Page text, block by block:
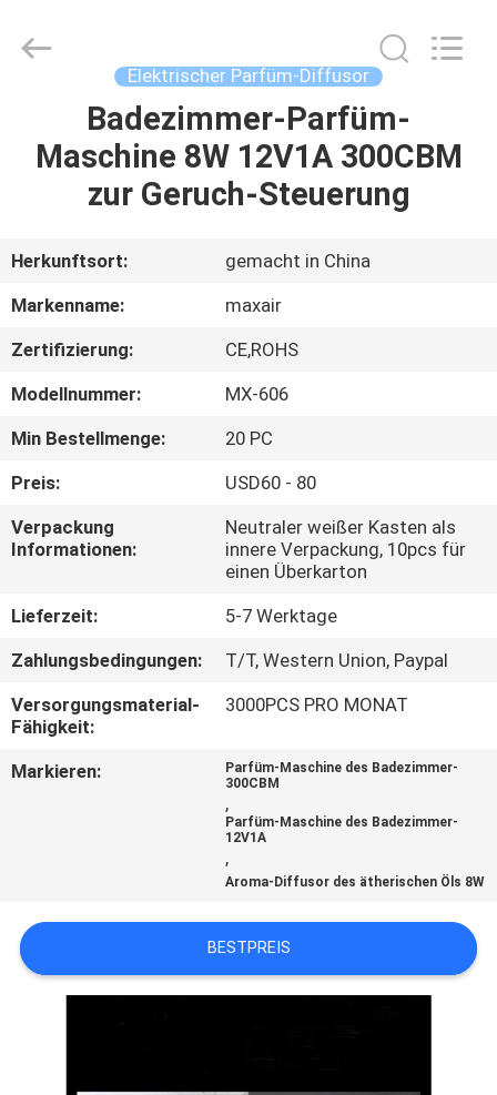
PRODUKTE
ÜBER
UNS
FABRIK-
AUSFLUG
QUALITÄTSKONTROLLE
TRETEN
MIT
UNS
IN
VERBINDUNG
SHOPPING
ONLINE
Elektrischer Parfüm-Diffusor
Badezimmer-Parfüm-
Maschine 8W 12V1A 300CBM
zur Geruch-Steuerung
Herkunftsort:
gemacht in China
Markenname:
maxair
Zertifizierung:
CE,ROHS
Modellnummer:
MX-606
Min Bestellmenge:
20 PC
Preis:
USD60 - 80
Verpackung
Informationen:
Neutraler weißer Kasten als
innere Verpackung, 10pcs für
einen Überkarton
Lieferzeit:
5-7 Werktage
Zahlungsbedingungen:
T/T, Western Union, Paypal
Versorgungsmaterial-
Fähigkeit:
3000PCS PRO MONAT
Markieren:
Parfüm-Maschine des Badezimmer-
300CBM
,
Parfüm-Maschine des Badezimmer-
12V1A
,
Aroma-Diffusor des ätherischen Öls 8W
BESTPREIS